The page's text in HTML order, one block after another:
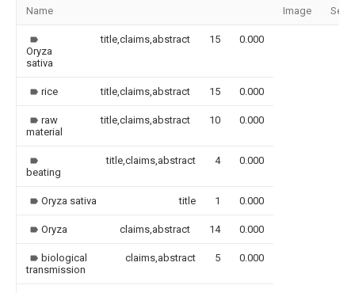
Name Image
Oryza
sativa
title,claims,abstract 15 0.000
rice title,claims,abstract 15 0.000
raw
material
title,claims,abstract 10 0.000
beating
title,claims,abstract 4 0.000
Oryza sativa title 1 0.000
Oryza claims,abstract 14 0.000
biological
transmission
claims,abstract 5 0.000